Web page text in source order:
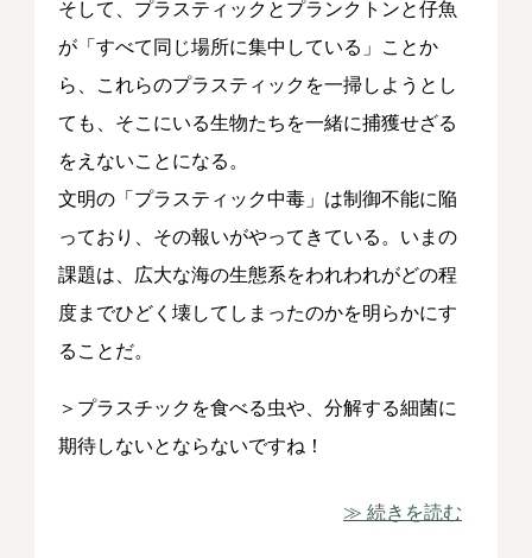
そして、プラスティックとプランクトンと仔魚
が「すべて同じ場所に集中している」ことか
ら、これらのプラスティックを一掃しようとし
ても、そこにいる生物たちを一緒に捕獲せざる
をえないことになる。
文明の「プラスティック中毒」は制御不能に陥
っており、その報いがやってきている。いまの
課題は、広大な海の生態系をわれわれがどの程
度までひどく壊してしまったのかを明らかにす
ることだ。
＞プラスチックを食べる虫や、分解する細菌に
期待しないとならないですね！
≫ 続きを読む